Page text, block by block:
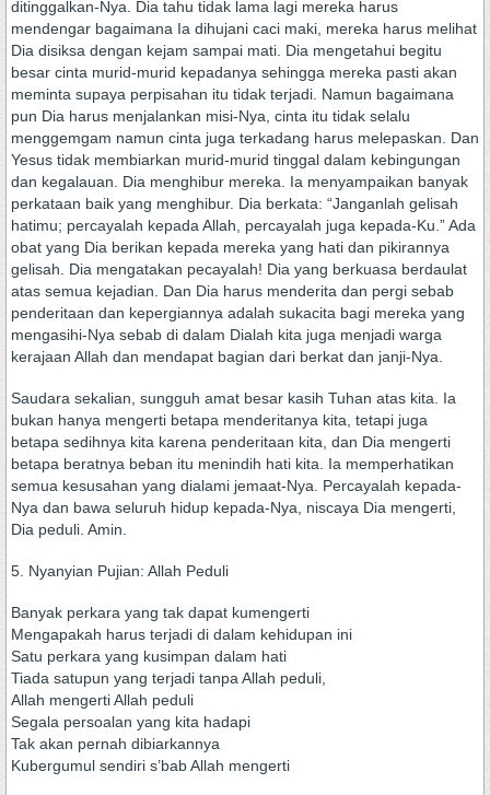
ditinggalkan-Nya. Dia tahu tidak lama lagi mereka harus
mendengar bagaimana Ia dihujani caci maki, mereka harus melihat
Dia disiksa dengan kejam sampai mati. Dia mengetahui begitu
besar cinta murid-murid kepadanya sehingga mereka pasti akan
meminta supaya perpisahan itu tidak terjadi. Namun bagaimana
pun Dia harus menjalankan misi-Nya, cinta itu tidak selalu
menggemgam namun cinta juga terkadang harus melepaskan. Dan
Yesus tidak membiarkan murid-murid tinggal dalam kebingungan
dan kegalauan. Dia menghibur mereka. Ia menyampaikan banyak
perkataan baik yang menghibur. Dia berkata: “Janganlah gelisah
hatimu; percayalah kepada Allah, percayalah juga kepada-Ku.” Ada
obat yang Dia berikan kepada mereka yang hati dan pikirannya
gelisah. Dia mengatakan pecayalah! Dia yang berkuasa berdaulat
atas semua kejadian. Dan Dia harus menderita dan pergi sebab
penderitaan dan kepergiannya adalah sukacita bagi mereka yang
mengasihi-Nya sebab di dalam Dialah kita juga menjadi warga
kerajaan Allah dan mendapat bagian dari berkat dan janji-Nya.
Saudara sekalian, sungguh amat besar kasih Tuhan atas kita. Ia
bukan hanya mengerti betapa menderitanya kita, tetapi juga
betapa sedihnya kita karena penderitaan kita, dan Dia mengerti
betapa beratnya beban itu menindih hati kita. Ia memperhatikan
semua kesusahan yang dialami jemaat-Nya. Percayalah kepada-
Nya dan bawa seluruh hidup kepada-Nya, niscaya Dia mengerti,
Dia peduli. Amin.
5. Nyanyian Pujian: Allah Peduli
Banyak perkara yang tak dapat kumengerti
Mengapakah harus terjadi di dalam kehidupan ini
Satu perkara yang kusimpan dalam hati
Tiada satupun yang terjadi tanpa Allah peduli,
Allah mengerti Allah peduli
Segala persoalan yang kita hadapi
Tak akan pernah dibiarkannya
Kubergumul sendiri s’bab Allah mengerti